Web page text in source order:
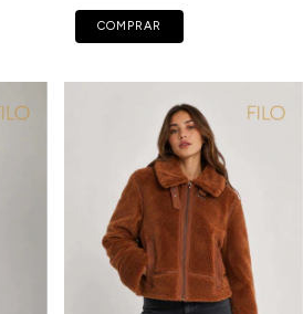
COMPRAR